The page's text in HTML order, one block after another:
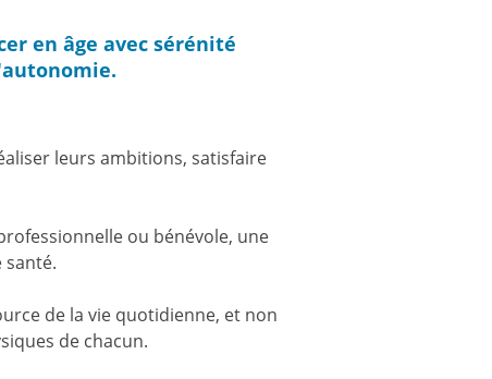
en âge avec sérénité
leurs ambitions, satisfaire
ou bénévole, une
de la vie quotidienne, et non
de chacun.